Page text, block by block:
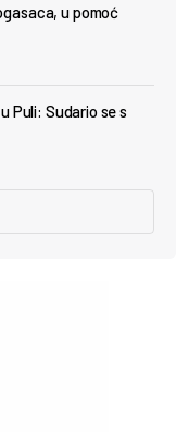
u pomoć
Puli: Sudario se s